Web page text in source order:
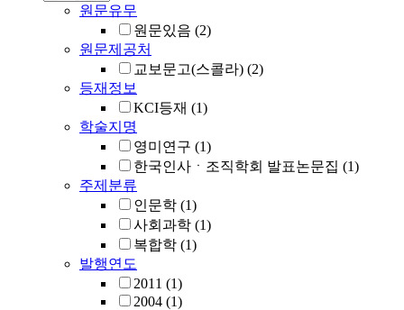
원문유무
원문있음 (2)
원문제공처
교보문고(스콜라) (2)
등재정보
KCI등재 (1)
학술지명
영미연구 (1)
한국인사ㆍ조직학회 발표논문집 (1)
주제분류
인문학 (1)
사회과학 (1)
복합학 (1)
발행연도
2011 (1)
2004 (1)